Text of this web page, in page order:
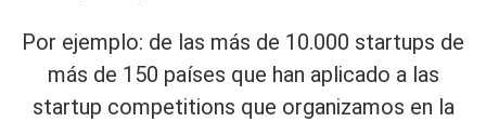
Por ejemplo: de las más de 10.000 startups de
más de 150 países que han aplicado a las
startup competitions que organizamos en la